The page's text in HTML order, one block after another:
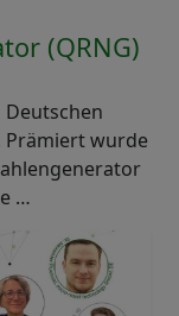
(QRNG)
Prämiert wurde
…